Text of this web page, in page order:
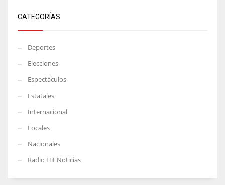
CATEGORÍAS
Deportes
Elecciones
Espectáculos
Estatales
Internacional
Locales
Nacionales
Radio Hit Noticias